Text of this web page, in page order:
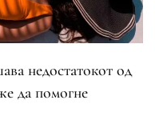
недостатокот од
да помогне